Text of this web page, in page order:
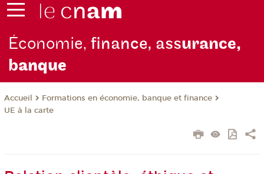
Économie,finance, assurance,
banque
Accueil
Formations en économie, banque et finance
UE à la carte